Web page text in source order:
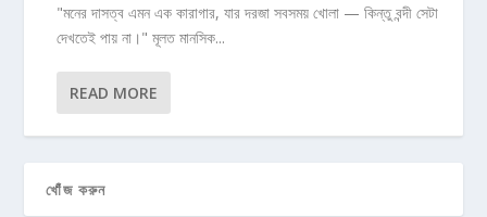
"মনের দাসত্ব এমন এক কারাগার, যার দরজা সবসময় খোলা — কিন্তু বন্দী সেটা
দেখতেই পায় না।" মূলত মানসিক...
READ MORE